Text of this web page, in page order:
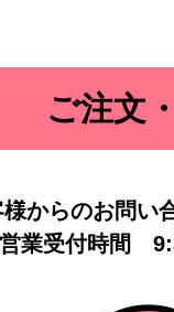
ご注文
からのお問い
業受付時間